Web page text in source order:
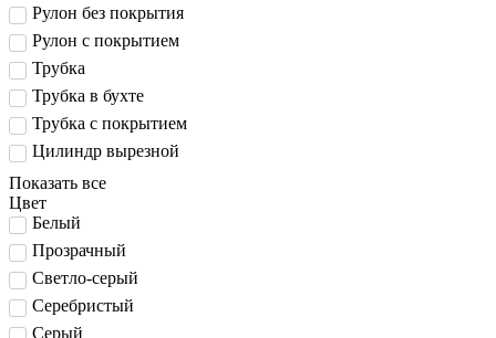
Рулон без покрытия
Рулон с покрытием
Трубка
Трубка в бухте
Трубка с покрытием
Цилиндр вырезной
Показать все
Цвет
Белый
Прозрачный
Светло-серый
Серебристый
Серый